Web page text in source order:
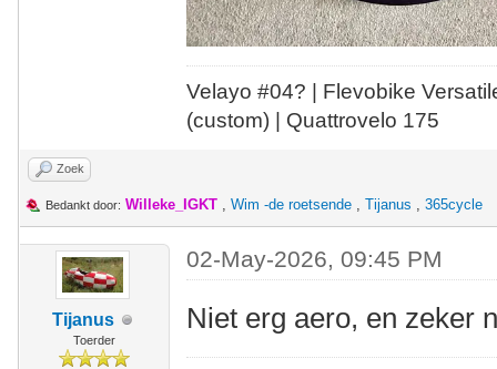
Velayo #04? | Flevobike
(custom) | Quattrovelo 175
Zoek
Bedankt door: Willeke_IGKT Wim -de roetsende Tijanus 365cycle
Tijanus
Toerder
02-May-2026, 09:45 PM
Niet erg aero, en zeker